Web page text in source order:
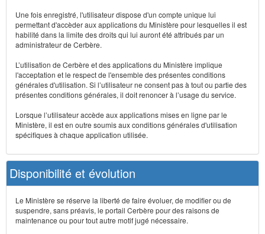
Une fois enregistré, l'utilisateur dispose d'un compte unique lui
permettant d'accèder aux applications du Ministère pour lesquelles il est
habilité dans la limite des droits qui lui auront été attribués par un
administrateur de Cerbère.
L’utilisation de Cerbère et des applications du Ministère implique
l'acceptation et le respect de l'ensemble des présentes conditions
générales d'utilisation. Si l’utilisateur ne consent pas à tout ou partie des
présentes conditions générales, il doit renoncer à l’usage du service.
Lorsque l’utilisateur accède aux applications mises en ligne par le
Ministère, il est en outre soumis aux conditions générales d'utilisation
spécifiques à chaque application utilisée.
Disponibilité et évolution
Le Ministère se réserve la liberté de faire évoluer, de modifier ou de
suspendre, sans préavis, le portail Cerbère pour des raisons de
maintenance ou pour tout autre motif jugé nécessaire.